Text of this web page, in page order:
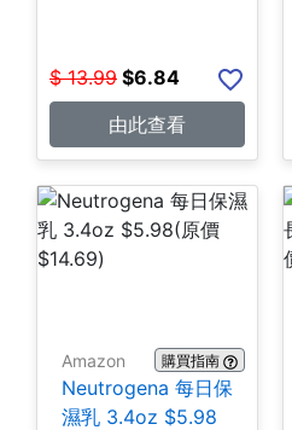
$ 13.99 $6.84
由此查看
Amazon 購買指南
Neutrogena 每日保
濕乳 3.4oz $5.98